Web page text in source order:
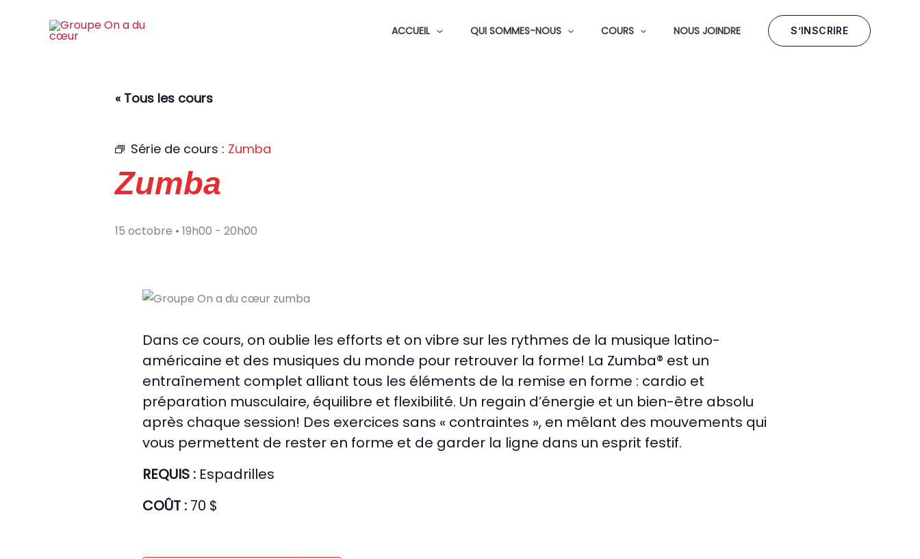
ACCUEIL QUI SOMMES-NOUS COURS NOUS JOINDRE S’INSCRIRE
« Tous les cours
Série de cours : Zumba
Zumba
15 octobre • 19h00 - 20h00
Dans ce cours, on oublie les efforts et on vibre sur les rythmes de la musique latino-
américaine et des musiques du monde pour retrouver la forme! La Zumba® est un
entraînement complet alliant tous les éléments de la remise en forme : cardio et
préparation musculaire, équilibre et flexibilité. Un regain d’énergie et un bien-être absolu
après chaque session! Des exercices sans « contraintes », en mêlant des mouvements qui
vous permettent de rester en forme et de garder la ligne dans un esprit festif.
REQUIS : Espadrilles
COÛT : 70 $